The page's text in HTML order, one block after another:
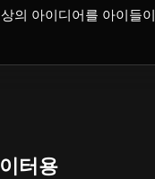
의 아이디어를 아이들
터용